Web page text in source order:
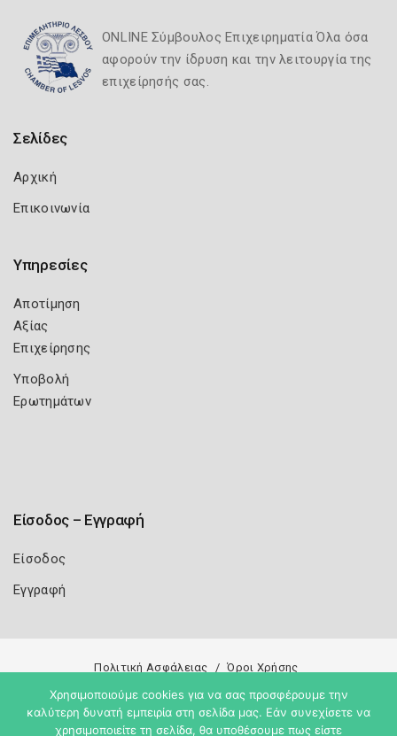
ONLINE Σύμβουλος Επιχειρηματία Όλα όσα
αφορούν την ίδρυση και την λειτουργία της
επιχείρησής σας.
Σελίδες
Αρχική
Επικοινωνία
Υπηρεσίες
Αποτίμηση
Αξίας
Επιχείρησης
Υποβολή
Ερωτημάτων
Είσοδος – Εγγραφή
Είσοδος
Εγγραφή
Πολιτική Ασφάλειας Όροι Χρήσης
Copyright 2026 Knowledge A.E.
Χρησιμοποιούμε cookies για να σας προσφέρουμε την
καλύτερη δυνατή εμπειρία στη σελίδα μας. Εάν συνεχίσετε να
χρησιμοποιείτε τη σελίδα, θα υποθέσουμε πως είστε